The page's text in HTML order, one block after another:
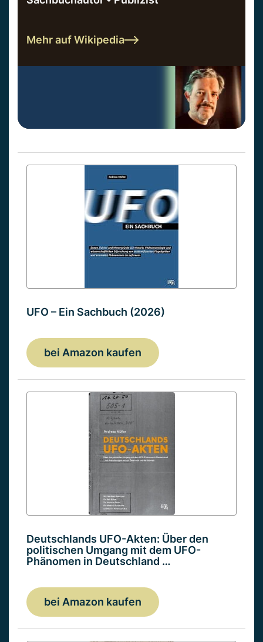
Mehr auf Wikipedia
UFO – Ein Sachbuch (2026)
bei Amazon kaufen
Deutschlands UFO-Akten: Über den
politischen Umgang mit dem UFO-
Phänomen in Deutschland …
bei Amazon kaufen